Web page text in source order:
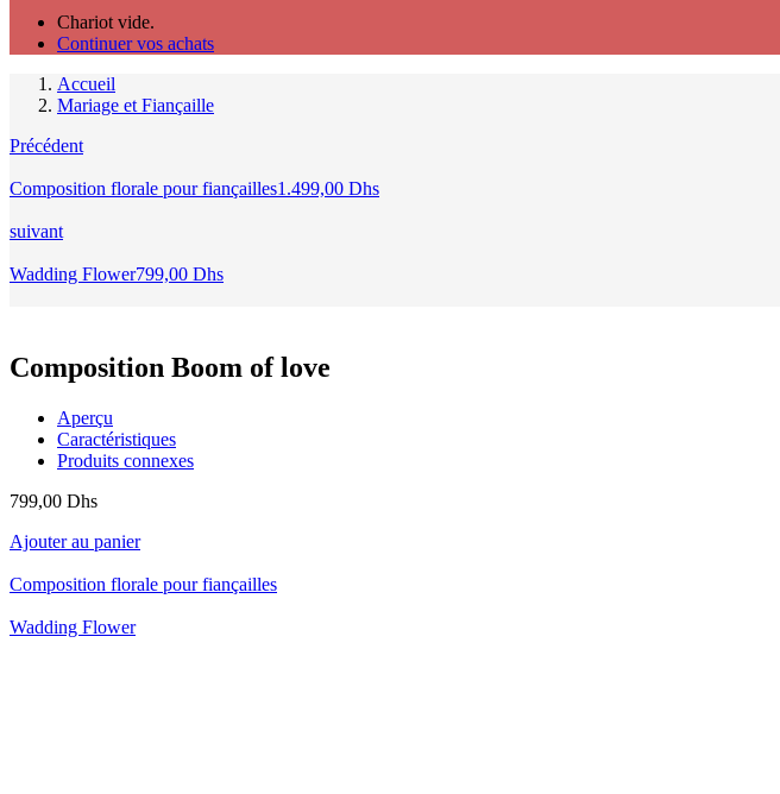
Chariot vide.
Continuer vos achats
Accueil
Mariage et Fiançaille
Précédent
Composition florale pour fiançailles1.499,00 Dhs
suivant
Wadding Flower799,00 Dhs
Composition Boom of love
Aperçu
Caractéristiques
Produits connexes
799,00 Dhs
Ajouter au panier
Composition florale pour fiançailles
Wadding Flower